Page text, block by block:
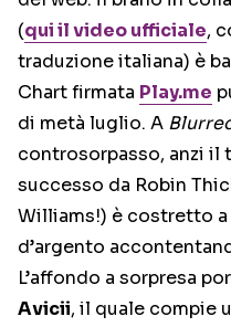
(qui il video ufficiale,
traduzione italiana) è
Chart firmata Play.me
di metà luglio. A
controsorpasso, anzi il
successo da Robin
Williams!) è costretto a
d’argento
L’affondo a sorpresa
Avicii, il quale compie